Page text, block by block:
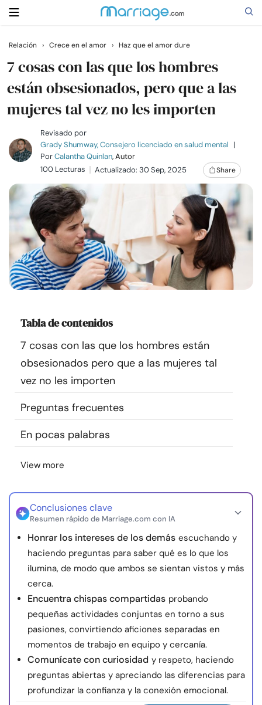
Buscar
Casarse
Relaciones
Familia
Ayuda
Cursos
Recursos
Encuentra un terapeuta
Sobre nosotros Contáctanos Escríbenos
Publicidad con
nosotros
Relación › Crece en el amor › Haz que el amor dure
7 cosas con las que los hombres
están obsesionados, pero que a las
mujeres tal vez no les importen
Revisado por
Grady Shumway, Consejero licenciado en salud mental |
PorCalantha Quinlan, Autor
100 Lecturas
Actualizado: 30 Sep, 2025 Share
Tabla de contenidos
7 cosas con las que los hombres están
obsesionados pero que a las mujeres tal
vez no les importen
Preguntas frecuentes
En pocas palabras
View more
Conclusiones clave
Resumen rápido de Marriage.com con IA
Honrar los intereses de los demás escuchando y
haciendo preguntas para saber qué es lo que los
ilumina, de modo que ambos se sientan vistos y más
cerca.
Encuentra chispas compartidas probando
pequeñas actividades conjuntas en torno a sus
pasiones, convirtiendo aficiones separadas en
momentos de trabajo en equipo y cercanía.
Comunícate con curiosidad y respeto, haciendo
preguntas abiertas y apreciando las diferencias para
profundizar la confianza y la conexión emocional.